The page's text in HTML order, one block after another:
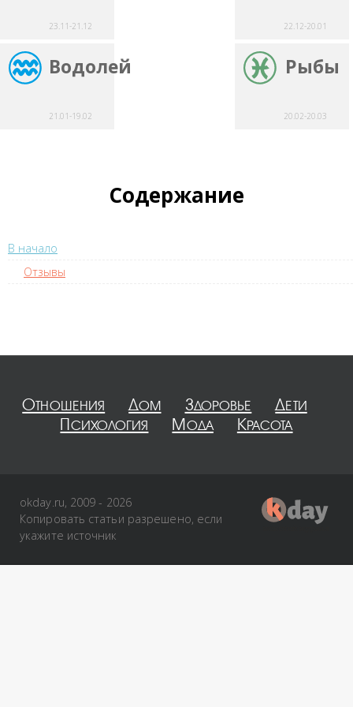
23.11-21.12 22.12-20.01
Водолей
21.01-19.02
Рыбы
20.02-20.03
Содержание
В начало
Отзывы
Отношения Дом Здоровье
Дети
Психология
Мода Красота
okday.ru, 2009 - 2026
Копировать статьи разрешено, если
укажите источник